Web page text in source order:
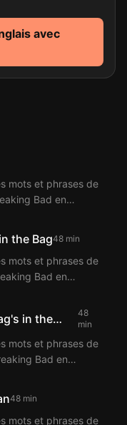
avec
mots et phrases de
Bad en
la traduction
de l’Ep. 1 de
grâce à la fonction
the Bag48 min
mots et phrases de
Bad en
sous-titres bilingues
la traduction
de l’Ep. 2 de
grâce à la fonction
in the
48
min
mots et phrases de
Bad en
la traduction
de l’Ep. 3 de
48 min
mots et phrases de